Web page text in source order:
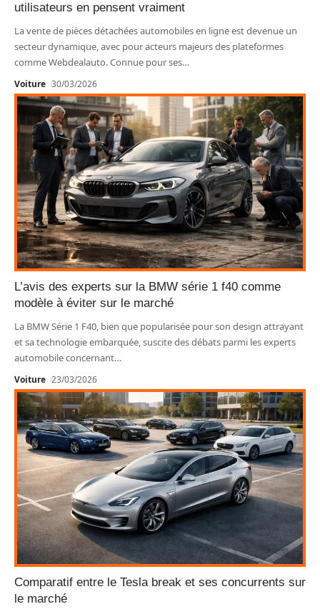
utilisateurs en pensent vraiment
La vente de pièces détachées automobiles en ligne est devenue un
secteur dynamique, avec pour acteurs majeurs des plateformes
comme Webdealauto. Connue pour ses…
Voiture 30/03/2026
L’avis des experts sur la BMW série 1 f40 comme
modèle à éviter sur le marché
La BMW Série 1 F40, bien que popularisée pour son design attrayant
et sa technologie embarquée, suscite des débats parmi les experts
automobile concernant…
Voiture 23/03/2026
Comparatif entre le Tesla break et ses concurrents sur
le marché